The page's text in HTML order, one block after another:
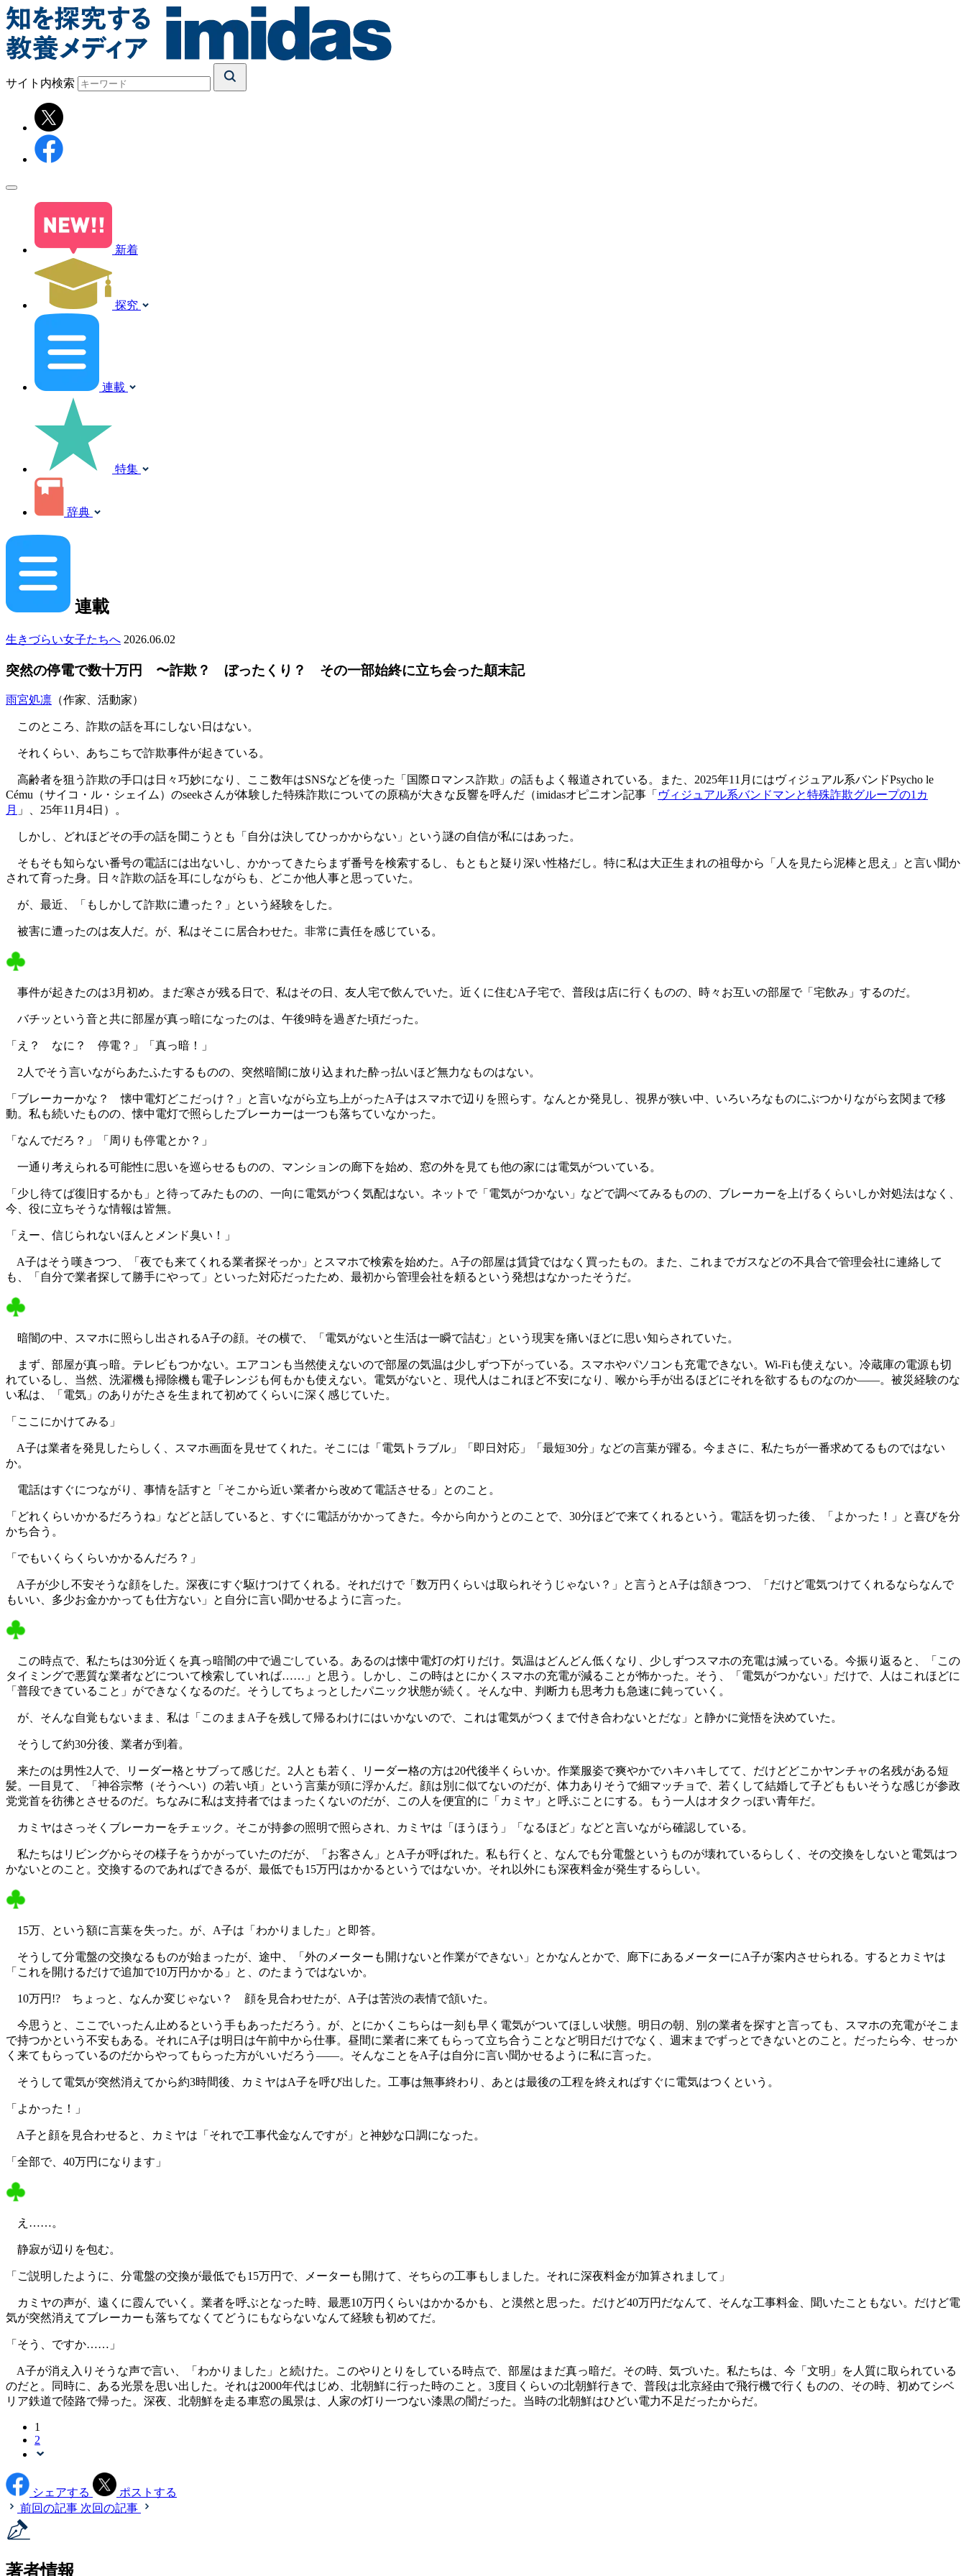
サイト内検索
新着
探究
連載
特集
辞典
連載
生きづらい女子たちへ 2026.06.02
突然の停電で数十万円 〜詐欺？ ぼったくり？ その一部始終に立ち会った顛末記
雨宮処凛 （作家、活動家）
このところ、詐欺の話を耳にしない日はない。
それくらい、あちこちで詐欺事件が起きている。
高齢者を狙う詐欺の手口は日々巧妙になり、ここ数年はSNSなどを使った「国際ロマンス詐欺」の話もよく報道されている。また、2025年11月にはヴィジュアル系バンドPsycho le
Cému（サイコ・ル・シェイム）のseekさんが体験した特殊詐欺についての原稿が大きな反響を呼んだ（imidasオピニオン記事「 ヴィジュアル系バンドマンと特殊詐欺グループの1カ
月 」、25年11月4日）。
しかし、どれほどその手の話を聞こうとも「自分は決してひっかからない」という謎の自信が私にはあった。
そもそも知らない番号の電話には出ないし、かかってきたらまず番号を検索するし、もともと疑り深い性格だし。特に私は大正生まれの祖母から「人を見たら泥棒と思え」と言い聞か
されて育った身。日々詐欺の話を耳にしながらも、どこか他人事と思っていた。
が、最近、「もしかして詐欺に遭った？」という経験をした。
被害に遭ったのは友人だ。が、私はそこに居合わせた。非常に責任を感じている。
事件が起きたのは3月初め。まだ寒さが残る日で、私はその日、友人宅で飲んでいた。近くに住むA子宅で、普段は店に行くものの、時々お互いの部屋で「宅飲み」するのだ。
バチッという音と共に部屋が真っ暗になったのは、午後9時を過ぎた頃だった。
「え？ なに？ 停電？」「真っ暗！」
2人でそう言いながらあたふたするものの、突然暗闇に放り込まれた酔っ払いほど無力なものはない。
「ブレーカーかな？ 懐中電灯どこだっけ？」と言いながら立ち上がったA子はスマホで辺りを照らす。なんとか発見し、視界が狭い中、いろいろなものにぶつかりながら玄関まで移
動。私も続いたものの、懐中電灯で照らしたブレーカーは一つも落ちていなかった。
「なんでだろ？」「周りも停電とか？」
一通り考えられる可能性に思いを巡らせるものの、マンションの廊下を始め、窓の外を見ても他の家には電気がついている。
「少し待てば復旧するかも」と待ってみたものの、一向に電気がつく気配はない。ネットで「電気がつかない」などで調べてみるものの、ブレーカーを上げるくらいしか対処法はなく、
今、役に立ちそうな情報は皆無。
「えー、信じられないほんとメンド臭い！」
A子はそう嘆きつつ、「夜でも来てくれる業者探そっか」とスマホで検索を始めた。A子の部屋は賃貸ではなく買ったもの。また、これまでガスなどの不具合で管理会社に連絡して
も、「自分で業者探して勝手にやって」といった対応だったため、最初から管理会社を頼るという発想はなかったそうだ。
暗闇の中、スマホに照らし出されるA子の顔。その横で、「電気がないと生活は一瞬で詰む」という現実を痛いほどに思い知らされていた。
まず、部屋が真っ暗。テレビもつかない。エアコンも当然使えないので部屋の気温は少しずつ下がっている。スマホやパソコンも充電できない。Wi-Fiも使えない。冷蔵庫の電源も切
れているし、当然、洗濯機も掃除機も電子レンジも何もかも使えない。電気がないと、現代人はこれほど不安になり、喉から手が出るほどにそれを欲するものなのか――。被災経験のな
い私は、「電気」のありがたさを生まれて初めてくらいに深く感じていた。
「ここにかけてみる」
A子は業者を発見したらしく、スマホ画面を見せてくれた。そこには「電気トラブル」「即日対応」「最短30分」などの言葉が躍る。今まさに、私たちが一番求めてるものではない
か。
電話はすぐにつながり、事情を話すと「そこから近い業者から改めて電話させる」とのこと。
「どれくらいかかるだろうね」などと話していると、すぐに電話がかかってきた。今から向かうとのことで、30分ほどで来てくれるという。電話を切った後、「よかった！」と喜びを分
かち合う。
「でもいくらくらいかかるんだろ？」
A子が少し不安そうな顔をした。深夜にすぐ駆けつけてくれる。それだけで「数万円くらいは取られそうじゃない？」と言うとA子は頷きつつ、「だけど電気つけてくれるならなんで
もいい、多少お金かかっても仕方ない」と自分に言い聞かせるように言った。
この時点で、私たちは30分近くを真っ暗闇の中で過ごしている。あるのは懐中電灯の灯りだけ。気温はどんどん低くなり、少しずつスマホの充電は減っている。今振り返ると、「この
タイミングで悪質な業者などについて検索していれば……」と思う。しかし、この時はとにかくスマホの充電が減ることが怖かった。そう、「電気がつかない」だけで、人はこれほどに
「普段できていること」ができなくなるのだ。そうしてちょっとしたパニック状態が続く。そんな中、判断力も思考力も急速に鈍っていく。
が、そんな自覚もないまま、私は「このままA子を残して帰るわけにはいかないので、これは電気がつくまで付き合わないとだな」と静かに覚悟を決めていた。
そうして約30分後、業者が到着。
来たのは男性2人で、リーダー格とサブって感じだ。2人とも若く、リーダー格の方は20代後半くらいか。作業服姿で爽やかでハキハキしてて、だけどどこかヤンチャの名残がある短
髪。一目見て、「神谷宗幣（そうへい）の若い頃」という言葉が頭に浮かんだ。顔は別に似てないのだが、体力ありそうで細マッチョで、若くして結婚して子どももいそうな感じが参政
党党首を彷彿とさせるのだ。ちなみに私は支持者ではまったくないのだが、この人を便宜的に「カミヤ」と呼ぶことにする。もう一人はオタクっぽい青年だ。
カミヤはさっそくブレーカーをチェック。そこが持参の照明で照らされ、カミヤは「ほうほう」「なるほど」などと言いながら確認している。
私たちはリビングからその様子をうかがっていたのだが、「お客さん」とA子が呼ばれた。私も行くと、なんでも分電盤というものが壊れているらしく、その交換をしないと電気はつ
かないとのこと。交換するのであればできるが、最低でも15万円はかかるというではないか。それ以外にも深夜料金が発生するらしい。
15万、という額に言葉を失った。が、A子は「わかりました」と即答。
そうして分電盤の交換なるものが始まったが、途中、「外のメーターも開けないと作業ができない」とかなんとかで、廊下にあるメーターにA子が案内させられる。するとカミヤは
「これを開けるだけで追加で10万円かかる」と、のたまうではないか。
10万円!? ちょっと、なんか変じゃない？ 顔を見合わせたが、A子は苦渋の表情で頷いた。
今思うと、ここでいったん止めるという手もあっただろう。が、とにかくこちらは一刻も早く電気がついてほしい状態。明日の朝、別の業者を探すと言っても、スマホの充電がそこま
で持つかという不安もある。それにA子は明日は午前中から仕事。昼間に業者に来てもらって立ち合うことなど明日だけでなく、週末までずっとできないとのこと。だったら今、せっか
く来てもらっているのだからやってもらった方がいいだろう――。そんなことをA子は自分に言い聞かせるように私に言った。
そうして電気が突然消えてから約3時間後、カミヤはA子を呼び出した。工事は無事終わり、あとは最後の工程を終えればすぐに電気はつくという。
「よかった！」
A子と顔を見合わせると、カミヤは「それで工事代金なんですが」と神妙な口調になった。
「全部で、40万円になります」
え……。
静寂が辺りを包む。
「ご説明したように、分電盤の交換が最低でも15万円で、メーターも開けて、そちらの工事もしました。それに深夜料金が加算されまして」
カミヤの声が、遠くに霞んでいく。業者を呼ぶとなった時、最悪10万円くらいはかかるかも、と漠然と思った。だけど40万円だなんて、そんな工事料金、聞いたこともない。だけど電
気が突然消えてブレーカーも落ちてなくてどうにもならないなんて経験も初めてだ。
「そう、ですか……」
A子が消え入りそうな声で言い、「わかりました」と続けた。このやりとりをしている時点で、部屋はまだ真っ暗だ。その時、気づいた。私たちは、今「文明」を人質に取られている
のだと。同時に、ある光景を思い出した。それは2000年代はじめ、北朝鮮に行った時のこと。3度目くらいの北朝鮮行きで、普段は北京経由で飛行機で行くものの、その時、初めてシベ
リア鉄道で陸路で帰った。深夜、北朝鮮を走る車窓の風景は、人家の灯り一つない漆黒の闇だった。当時の北朝鮮はひどい電力不足だったからだ。
1
2
シェアする
ポストする
前回の記事 次回の記事
著者情報